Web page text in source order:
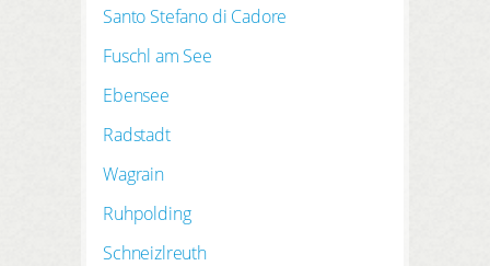
Santo Stefano di Cadore
Fuschl am See
Ebensee
Radstadt
Wagrain
Ruhpolding
Schneizlreuth